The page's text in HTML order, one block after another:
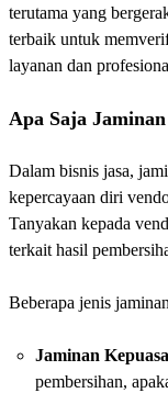
terutama yang
terbaik untuk
layanan dan
Apa Saja
Dalam bisnis jasa,
kepercayaan diri
Tanyakan kepada
terkait hasil
Beberapa jenis
Jaminan
pembersihan,